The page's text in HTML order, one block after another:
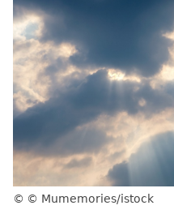
© Mumemories/istock